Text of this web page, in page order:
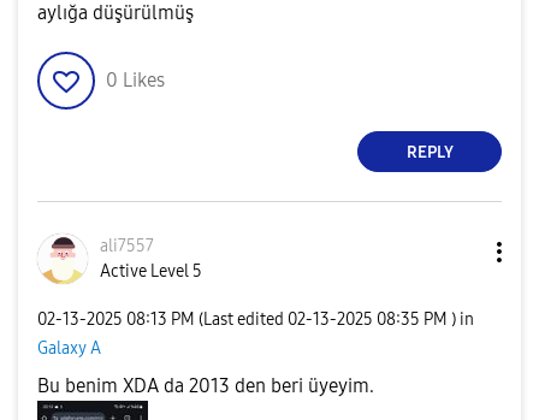
aylığa düşürülmüş
0 Likes
REPLY
ali7557
Active Level 5
‎02-13-2025 08:13 PM (Last edited ‎02-13-2025 08:35 PM ) in
Galaxy A
Bu benim XDA da 2013 den beri üyeyim.